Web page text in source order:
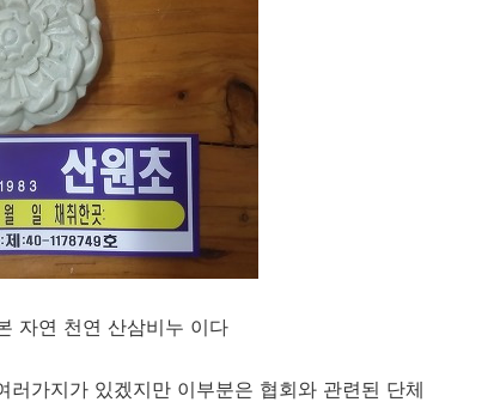
자연 천연 산삼비누 이다
가지가 있겠지만 이부분은 협회와 관련된 단체